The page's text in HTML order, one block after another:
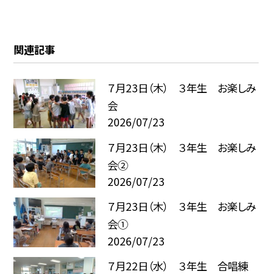
関連記事
７月23日（木） ３年生 お楽しみ
会
2026/07/23
７月23日（木） ３年生 お楽しみ
会②
2026/07/23
７月23日（木） ３年生 お楽しみ
会①
2026/07/23
７月22日（水） ３年生 合唱練